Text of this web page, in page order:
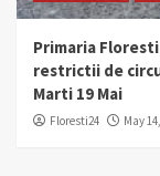
Primaria
restrictii de
Marti 19 Mai
Floresti24 May